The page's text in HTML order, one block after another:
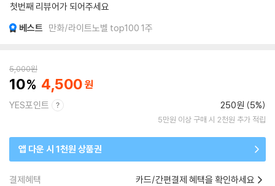
첫번째 리뷰어가 되어주세요
베스트 만화/라이트노벨 top100 1주
5,000원
10 4,500
YES포인트 250원 (5%)
5만원 이상 구매 시 2천원 추가 적립
앱 다운 시 1천원 상품권
결제혜택 카드/간편결제 혜택을 확인하세요